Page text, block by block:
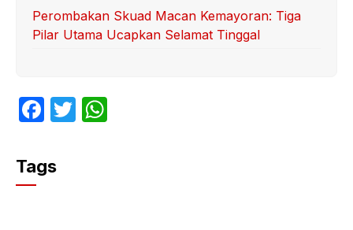
Perombakan Skuad Macan Kemayoran: Tiga
Pilar Utama Ucapkan Selamat Tinggal
F
c
e
T
Tags